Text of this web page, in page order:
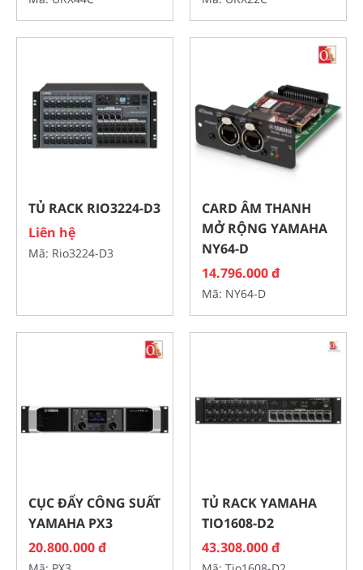
TỦ RACK RIO3224-D3
Liên hệ
Mã: Rio3224-D3
CARD ÂM THANH
MỞ RỘNG YAMAHA
NY64-D
14.796.000 đ
Mã: NY64-D
CỤC ĐẨY CÔNG SUẤT
YAMAHA PX3
20.800.000 đ
TỦ RACK YAMAHA
TIO1608-D2
43.308.000 đ